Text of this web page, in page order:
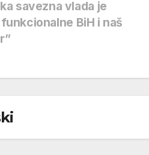
savezna vlada je
BiH i naš